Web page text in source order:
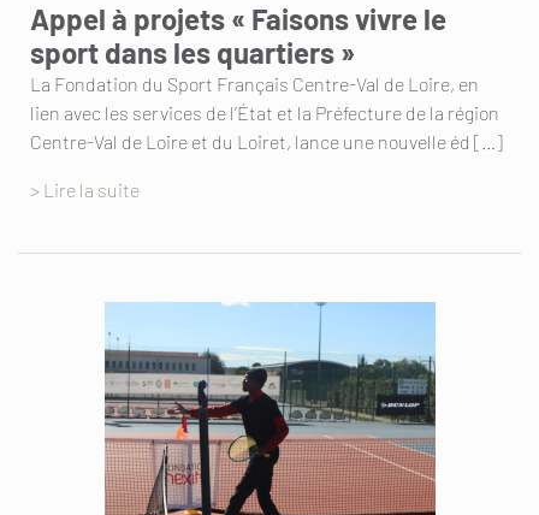
Appel à projets « Faisons vivre le
sport dans les quartiers »
La Fondation du Sport Français Centre-Val de Loire, en
lien avec les services de l’État et la Préfecture de la région
Centre-Val de Loire et du Loiret, lance une nouvelle éd […]
> Lire la suite